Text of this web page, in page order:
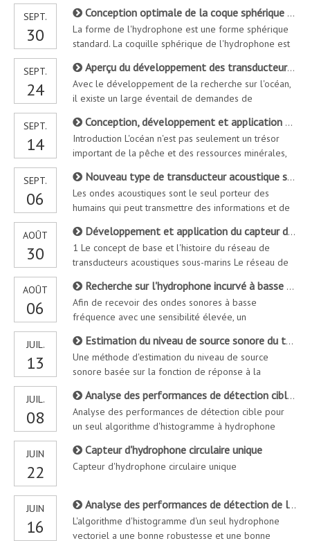
robuste et durable. L'élément fini meth
sphérique de pression externe est dérivée et
l'influence des matériaux et des dimensions de
l'hydrophone vectoriel sphérique vibrant sur ses
performances acoustiques et ses prédistes
SEPT.
30
Conception optimale de la coque sphérique d'hydrophone de vecteur de co-vibration (2)
La forme de l'hydrophone est une forme sphérique
standard. La coquille sphérique de l'hydrophone est
rayon extérieur des deux hémisphères est de 36
mm, l'épaisseur de la paroi de l'hémisphère inférieur
est de 3 mm et l'épaisseur de la paroi de
l'hémisphère supérieur est de 4 mm. UN
SEPT.
24
Aperçu du développement des transducteurs acoustiques sous-marins à faible fréquence en eau profonde
Avec le développement de la recherche sur l'océan,
il existe un large éventail de demandes de
profonde. Les transducteurs en eau profonde sont
principalement montés sur divers types de plates-
formes sous-marines autonomes, ThePlatform peut
accueillir un volume et un poids limités ainsi que des
capaci d'alimentation électrique
SEPT.
14
Conception, développement et application du haut débit transducteur acoustique sous-marin
Introduction L'océan n'est pas seulement un trésor
important de la pêche et des ressources minérales,
pour maintenir la sécurité nationale et les luttes
militaires. Par conséquent, la technologie acoustique
sous-marine est devenue un moyen important pour
l'exploration actuelle et DEVELO
SEPT.
06
Nouveau type de transducteur acoustique sous-marin et de nouvelles technologies de transducteur
Les ondes acoustiques sont le seul porteur des
humains qui peut transmettre des informations et de
océan. Sur le terrain, les gens utilisent des ondes
électromagnétiques pour développer des radars. De
même, les gens utilisent des ondes acoustiques
comme transporteurs d'information pour développer
des cibles sous-marines pour détecter
AOÛT
30
Développement et application du capteur de transducteur acoustique sous-marin
1 Le concept de base et l'histoire du réseau de
transducteurs acoustiques sous-marins Le réseau de
de la vulgarisation de la technologie du réseau
mondial. Maintenant que le terrain est connecté par
des moyens optiques ou électriques câblés, et le
réseau est connecté via Wirel
AOÛT
06
Recherche sur l'hydrophone incurvé à basse fréquence
Afin de recevoir des ondes sonores à basse
fréquence avec une sensibilité élevée, un
été étudié, appliquant le logiciel fini COMSOL à la
conception de simulation et d'optimisation de
l'hydrophone incurvé. L'influence de chaque partie sur
la sensibilité à la réception
JUIL.
13
Estimation du niveau de source sonore du transducteur acoustique sous-marin dans les eaux peu profondes
Une méthode d'estimation du niveau de source
sonore basée sur la fonction de réponse à la
pour résoudre le problème d'une mauvaise précision
de l'évaluation du niveau de vibration et de bruit de
l'équipement acoustique sous-marin dans les eaux
peu profondes. Cette méthode représente le trap
JUIL.
08
Analyse des performances de détection cible pour un seul algorithme d'histogramme à hydrophone vectoriel
Analyse des performances de détection cible pour
un seul algorithme d'histogramme à hydrophone
JUIN
22
Capteur d'hydrophone circulaire unique
Capteur d'hydrophone circulaire unique
JUIN
16
Analyse des performances de détection de l'algorithme de découverte de la direction de l'histogramme d'hydrophone à vecteur unique
L'algorithme d'histogramme d'un seul hydrophone
vectoriel a une bonne robustesse et une bonne